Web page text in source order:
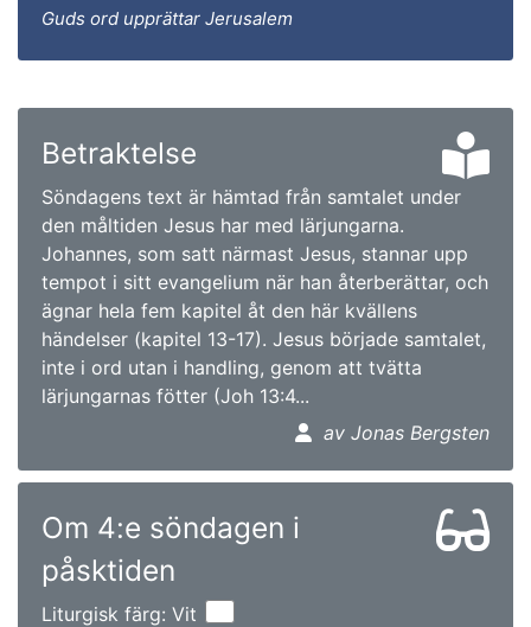
Guds ord upprättar Jerusalem
Betraktelse
Söndagens text är hämtad från samtalet under
den måltiden Jesus har med lärjungarna.
Johannes, som satt närmast Jesus, stannar upp
tempot i sitt evangelium när han återberättar, och
ägnar hela fem kapitel åt den här kvällens
händelser (kapitel 13-17). Jesus började samtalet,
inte i ord utan i handling, genom att tvätta
lärjungarnas fötter (Joh 13:4...
av Jonas Bergsten
Om 4:e söndagen i
påsktiden
Liturgisk färg: Vit